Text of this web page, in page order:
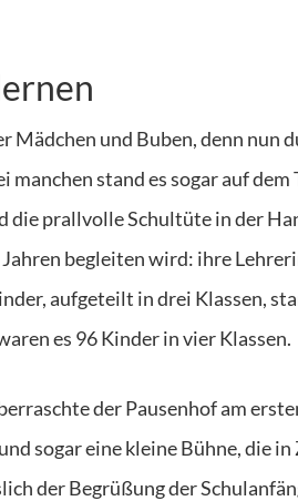
Mädchen und Buben, denn nun
manchen stand es sogar auf dem
die prallvolle Schultüte in der
Jahren begleiten wird: ihre
aufgeteilt in drei Klassen,
es 96 Kinder in vier Klassen.
der Pausenhof am
sogar eine kleine Bühne, die
der Begrüßung der